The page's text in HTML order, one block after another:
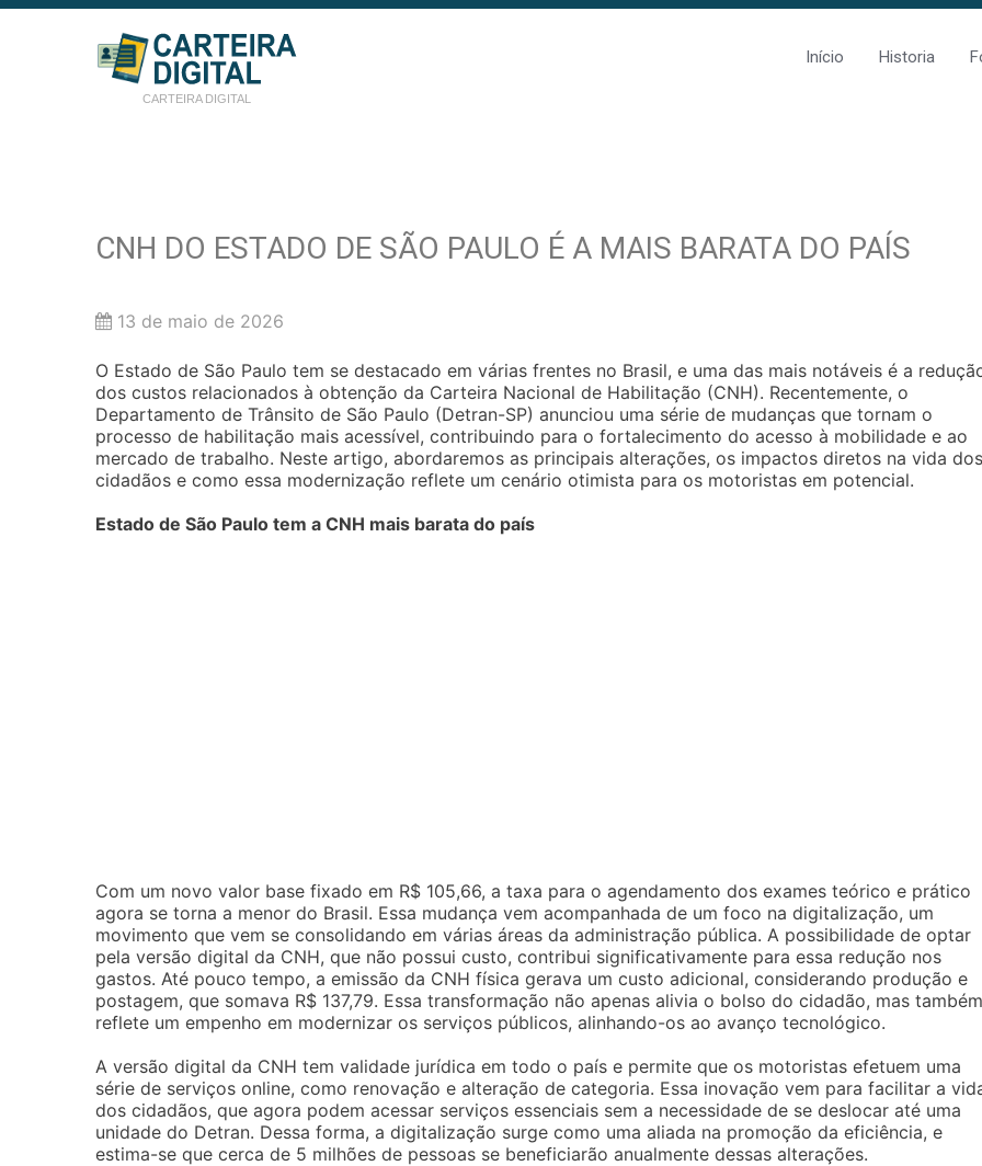
CARTEIRA DIGITAL
Início Historia
CNH DO ESTADO DE SÃO PAULO É A MAIS BARATA DO PAÍS
13 de maio de 2026
O Estado de São Paulo tem se destacado em várias frentes no Brasil, e uma das mais notáveis é a
dos custos relacionados à obtenção da Carteira Nacional de Habilitação (CNH). Recentemente, o
Departamento de Trânsito de São Paulo (Detran-SP) anunciou uma série de mudanças que tornam o
processo de habilitação mais acessível, contribuindo para o fortalecimento do acesso à mobilidade e ao
mercado de trabalho. Neste artigo, abordaremos as principais alterações, os impactos diretos na vida dos
cidadãos e como essa modernização reflete um cenário otimista para os motoristas em potencial.
Estado de São Paulo tem a CNH mais barata do país
Com um novo valor base fixado em R$ 105,66, a taxa para o agendamento dos exames teórico e prático
agora se torna a menor do Brasil. Essa mudança vem acompanhada de um foco na digitalização, um
movimento que vem se consolidando em várias áreas da administração pública. A possibilidade de optar
pela versão digital da CNH, que não possui custo, contribui significativamente para essa redução nos
gastos. Até pouco tempo, a emissão da CNH física gerava um custo adicional, considerando produção e
postagem, que somava R$ 137,79. Essa transformação não apenas alivia o bolso do cidadão, mas também
reflete um empenho em modernizar os serviços públicos, alinhando-os ao avanço tecnológico.
A versão digital da CNH tem validade jurídica em todo o país e permite que os motoristas efetuem uma
série de serviços online, como renovação e alteração de categoria. Essa inovação vem para facilitar a
dos cidadãos, que agora podem acessar serviços essenciais sem a necessidade de se deslocar até uma
unidade do Detran. Dessa forma, a digitalização surge como uma aliada na promoção da eficiência, e
estima-se que cerca de 5 milhões de pessoas se beneficiarão anualmente dessas alterações.